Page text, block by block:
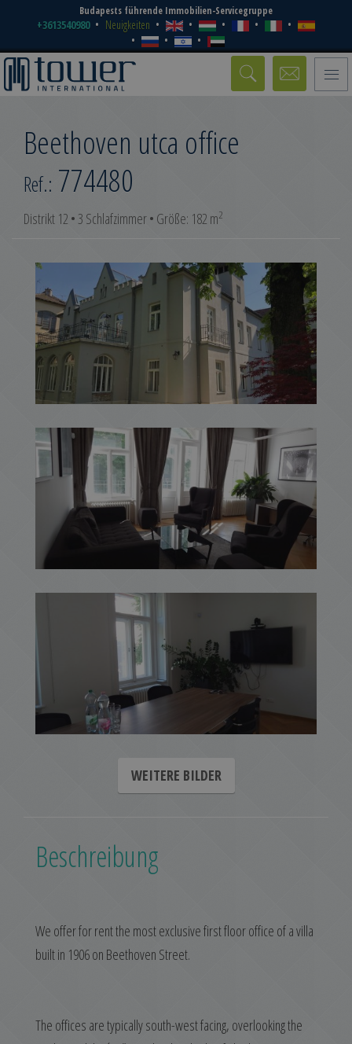
Budapests führende Immobilien-Servicegruppe
+3613540980 Neuigkeiten
Toggle
Beethoven utca office
Ref.: 774480
Distrikt 12 • 3 Schlafzimmer • Größe: 182 m2
WEITERE BILDER
Beschreibung
We offer for rent the most exclusive first floor office of a villa
built in 1906 on Beethoven Street.
The offices are typically south-west facing, overlooking the